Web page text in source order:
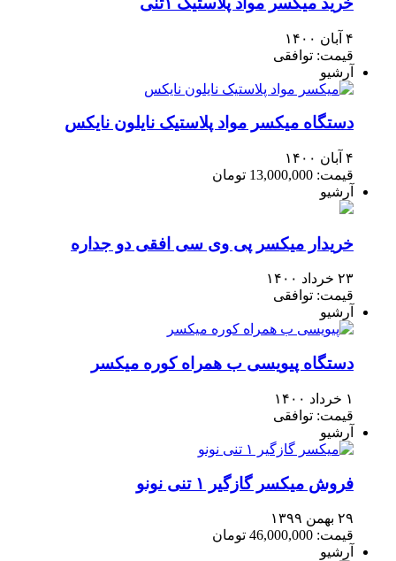
۴ آبان ۱۴۰۰
قیمت: توافقی
آرشیو
دستگاه میکسر مواد پلاستیک نایلون نایکس
۴ آبان ۱۴۰۰
قیمت: 13,000,000 تومان
آرشیو
خریدار میکسر پی وی سی افقی دو جداره
۲۳ خرداد ۱۴۰۰
قیمت: توافقی
آرشیو
دستگاه پیویسی ب همراه کوره میکسر
۱ خرداد ۱۴۰۰
قیمت: توافقی
آرشیو
فروش میکسر گازگیر ۱ تنی نونو
۲۹ بهمن ۱۳۹۹
قیمت: 46,000,000 تومان
آرشیو